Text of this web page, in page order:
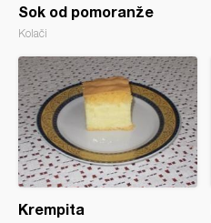
Sok od pomoranže
Kolači
Krempita